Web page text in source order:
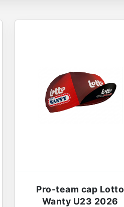
Pro-team cap Lotto
Wanty U23 2026